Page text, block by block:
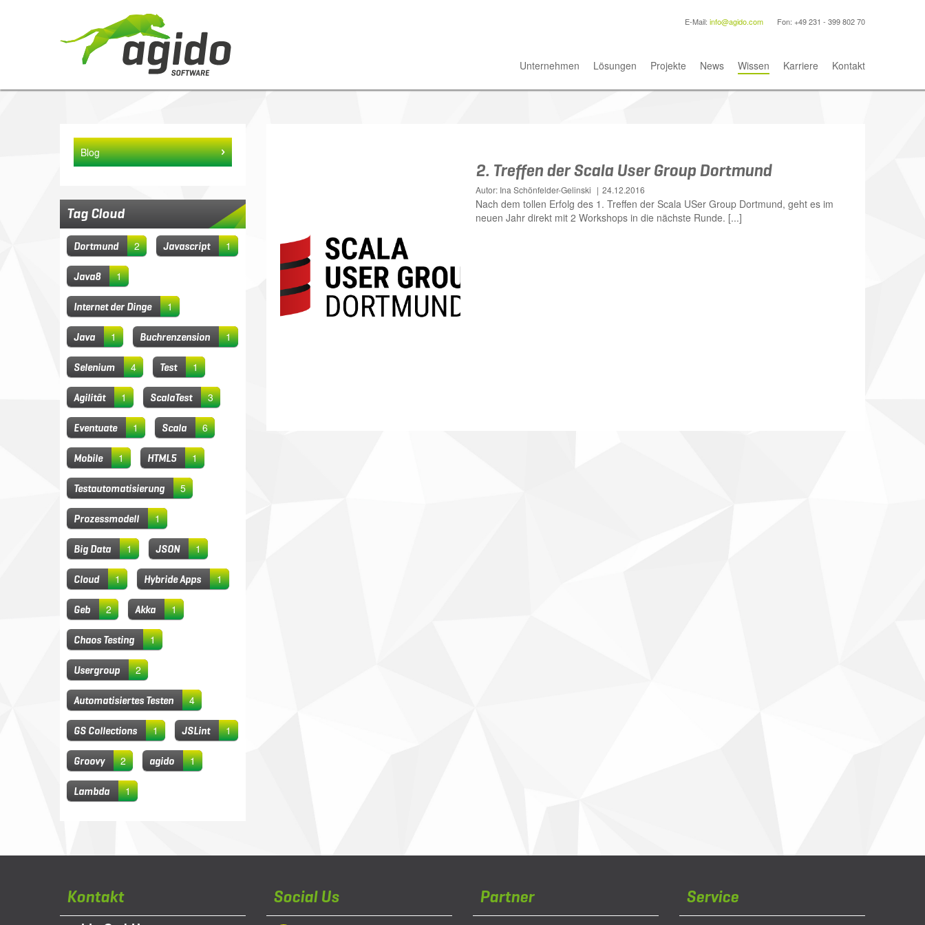
E-Mail: info@agido.com Fon: +49 231 - 399 802 70
Unternehmen Lösungen Projekte News Wissen Karriere Kontakt
Blog
Tag Cloud
Dortmund 2 Javascript 1
Java8 1
Internet der Dinge 1
Java 1 Buchrenzension 1
Selenium 4 Test 1
Agilität 1 ScalaTest 3
Eventuate 1 Scala 6
Mobile 1 HTML5 1
Testautomatisierung 5
Prozessmodell 1
Big Data 1 JSON 1
Cloud 1 Hybride Apps 1
Geb 2 Akka 1
Chaos Testing 1
Usergroup 2
Automatisiertes Testen 4
GS Collections 1 JSLint 1
Groovy 2 agido 1
Lambda 1
2. Treffen der Scala User Group Dortmund
Autor: Ina Schönfelder-Gelinski 24.12.2016
Nach dem tollen Erfolg des 1. Treffen der Scala USer Group Dortmund, geht es im
neuen Jahr direkt mit 2 Workshops in die nächste Runde. [...]
Kontakt Social Us Partner Service